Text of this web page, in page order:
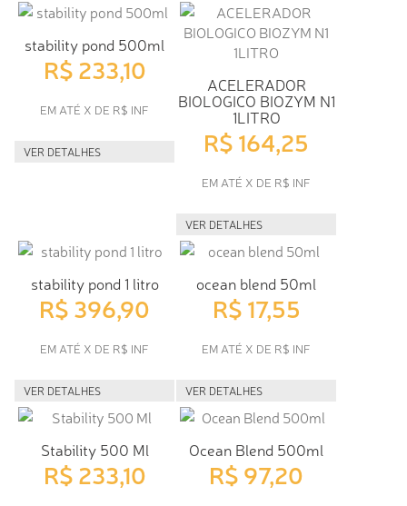
stability pond 500ml
R$ 233,10
EM ATÉ X DE R$ INF
VER DETALHES
ACELERADOR
BIOLOGICO BIOZYM N1
1LITRO
R$ 164,25
EM ATÉ X DE R$ INF
VER DETALHES
stability pond 1 litro
R$ 396,90
EM ATÉ X DE R$ INF
VER DETALHES
ocean blend 50ml
R$ 17,55
EM ATÉ X DE R$ INF
VER DETALHES
Stability 500 Ml
R$ 233,10
Ocean Blend 500ml
R$ 97,20